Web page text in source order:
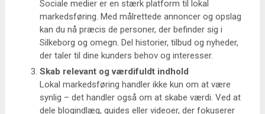
Sociale medier er en stærk platform til lokal
markedsføring. Med målrettede annoncer og opslag
kan du nå præcis de personer, der befinder sig i
Silkeborg og omegn. Del historier, tilbud og nyheder,
der taler til dine kunders behov og interesser.
Skab relevant og værdifuldt indhold
Lokal markedsføring handler ikke kun om at være
synlig – det handler også om at skabe værdi. Ved at
dele blogindlæg, guides eller videoer, der fokuserer